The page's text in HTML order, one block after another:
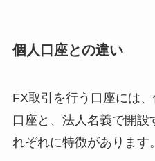
個人口座との違い
FX取引を行う口座には
口座と、法人名義で開
れぞれに特徴があります。